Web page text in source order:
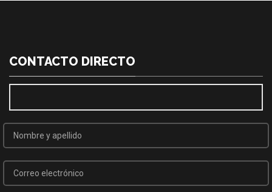
CONTACTO DIRECTO